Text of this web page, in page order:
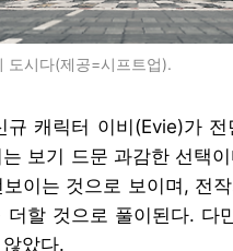
도시다(제공=시프트업).
캐릭터 이비(Evie)가
보기 드문 과감한 선택
이는 것으로 보이며, 전
할 것으로 풀이된다. 다
았다.